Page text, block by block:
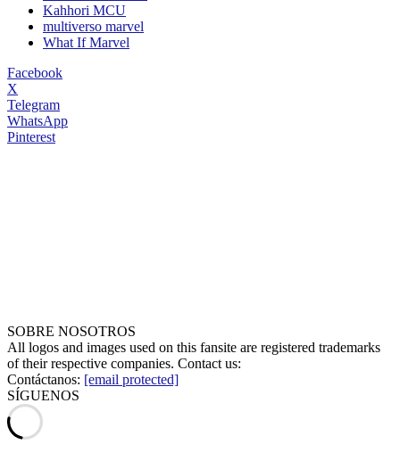
Kahhori MCU
multiverso marvel
What If Marvel
Facebook
X
Telegram
WhatsApp
Pinterest
SOBRE NOSOTROS
All logos and images used on this fansite are registered trademarks
of their respective companies. Contact us:
Contáctanos: [email protected]
SÍGUENOS